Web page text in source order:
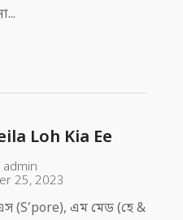
Loh Kia Ee
admin
25, 2023
(S’pore), এম মেড (হে &